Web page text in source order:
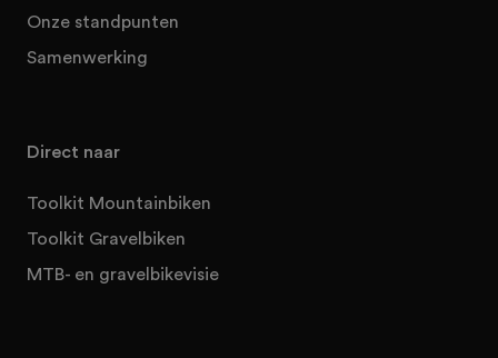
Onze standpunten
Samenwerking
Direct naar
Toolkit Mountainbiken
Toolkit Gravelbiken
MTB- en gravelbikevisie